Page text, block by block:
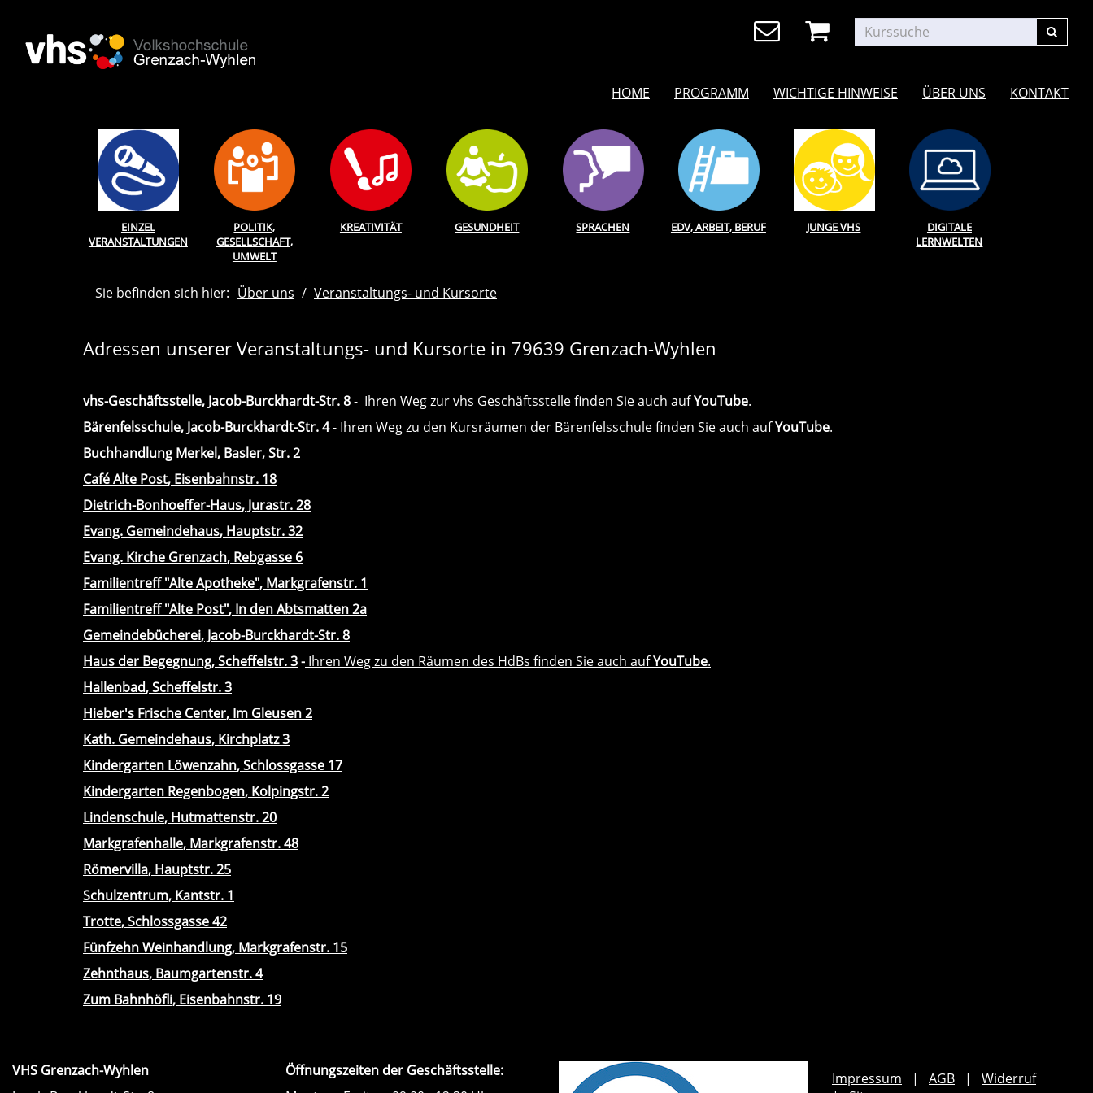
HOME PROGRAMM WICHTIGE HINWEISE ÜBER UNS KONTAKT
EINZEL
VERANSTALTUNGEN
POLITIK,
GESELLSCHAFT,
UMWELT
KREATIVITÄT GESUNDHEIT SPRACHEN EDV, ARBEIT, BERUF JUNGE VHS
DIGITALE
LERNWELTEN
Sie befinden sich hier: Über uns Veranstaltungs- und Kursorte
Adressen unserer Veranstaltungs- und Kursorte in 79639 Grenzach-Wyhlen
vhs-Geschäftsstelle, Jacob-Burckhardt-Str. 8- Ihren Weg zur vhs Geschäftsstelle finden Sie auch aufYouTube.
Bärenfelsschule, Jacob-Burckhardt-Str. 4- Ihren Weg zu den Kursräumen der Bärenfelsschule finden Sie auch aufYouTube.
Buchhandlung Merkel, Basler, Str. 2
Café Alte Post, Eisenbahnstr. 18
Dietrich-Bonhoeffer-Haus, Jurastr. 28
Evang. Gemeindehaus, Hauptstr. 32
Evang. Kirche Grenzach, Rebgasse 6
Familientreff "Alte Apotheke", Markgrafenstr. 1
Familientreff "Alte Post", In den Abtsmatten 2a
Gemeindebücherei, Jacob-Burckhardt-Str. 8
Haus der Begegnung, Scheffelstr. 3- Ihren Weg zu den Räumen des HdBs finden Sie auch aufYouTube.
Hallenbad, Scheffelstr. 3
Hieber's Frische Center, Im Gleusen 2
Kath. Gemeindehaus, Kirchplatz 3
Kindergarten Löwenzahn, Schlossgasse 17
Kindergarten Regenbogen, Kolpingstr. 2
Lindenschule, Hutmattenstr. 20
Markgrafenhalle, Markgrafenstr. 48
Römervilla, Hauptstr. 25
Schulzentrum, Kantstr. 1
Trotte, Schlossgasse 42
Fünfzehn Weinhandlung, Markgrafenstr. 15
Zehnthaus, Baumgartenstr. 4
Zum Bahnhöfli, Eisenbahnstr. 19
VHS Grenzach-Wyhlen
Öffnungszeiten der Geschäftsstelle:
Impressum AGB
Widerruf